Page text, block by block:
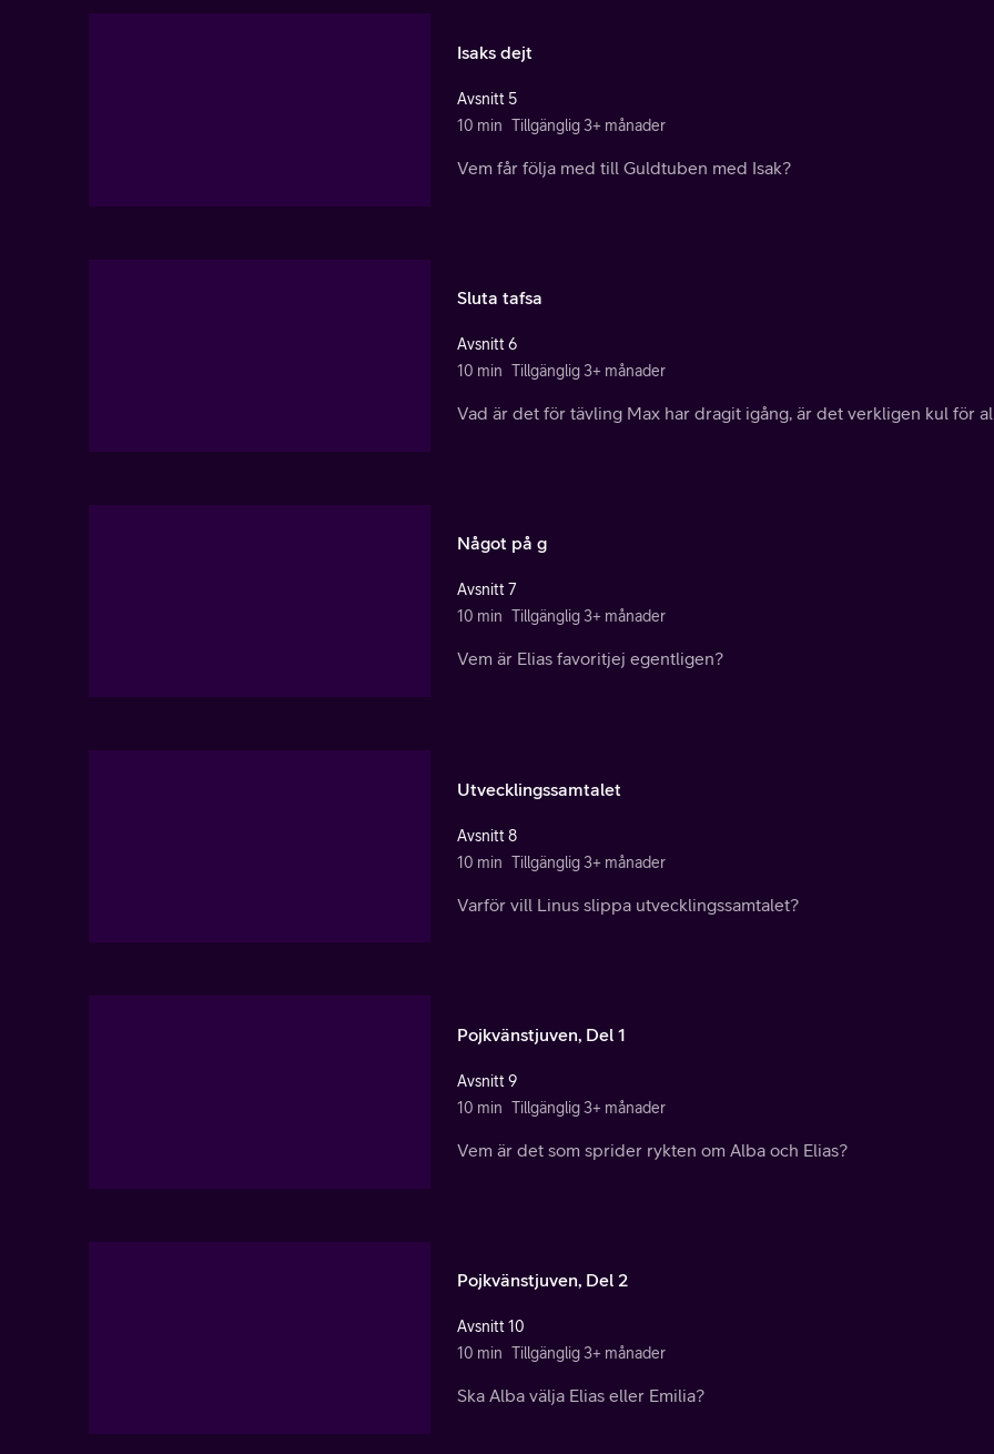
Isaks dejt
Avsnitt 5
10 min Tillgänglig 3+ månader
Vem får följa med till Guldtuben med Isak?
Sluta tafsa
Avsnitt 6
10 min Tillgänglig 3+ månader
Vad är det för tävling Max har dragit igång, är det verkligen kul för
Något på g
Avsnitt 7
10 min Tillgänglig 3+ månader
Vem är Elias favoritjej egentligen?
Utvecklingssamtalet
Avsnitt 8
10 min Tillgänglig 3+ månader
Varför vill Linus slippa utvecklingssamtalet?
Pojkvänstjuven, Del 1
Avsnitt 9
10 min Tillgänglig 3+ månader
Vem är det som sprider rykten om Alba och Elias?
Pojkvänstjuven, Del 2
Avsnitt 10
10 min Tillgänglig 3+ månader
Ska Alba välja Elias eller Emilia?